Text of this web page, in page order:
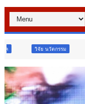
รม ท่องเที่ยว